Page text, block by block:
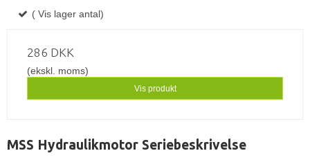
( Vis lager antal)
286 DKK
(ekskl. moms)
Vis produkt
MSS Hydraulikmotor Seriebeskrivelse